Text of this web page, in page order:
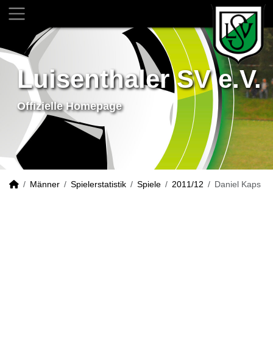
Luisenthaler SV e.V.
Offizielle Homepage
Männer Spielerstatistik Spiele 2011/12 Daniel Kaps